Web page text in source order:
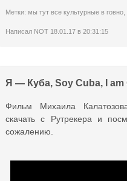
Метки: мы тут все культурные в говно
Написал NOT 18.01.17 в 20:31:15
Я — Куба, Soy Cuba, I am
Фильм Михаила
скачать с Рутрекера и
сожалению.